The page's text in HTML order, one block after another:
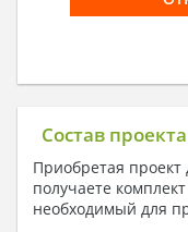
Состав проекта
Приобретая
получаете
необходимый для